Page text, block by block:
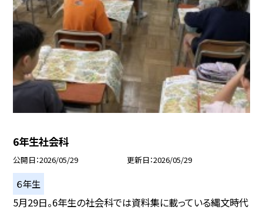
6年生社会科
公開日 2026/05/29 更新日 2026/05/29
６年生
5月29日。6年生の社会科では資料集に載っている縄文時代